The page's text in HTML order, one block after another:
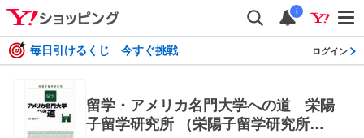
i
毎日引けるくじ 今すぐ挑戦 ログイン
留学・アメリカ名門大学への道 栄陽
子留学研究所 （栄陽子留学研究所）